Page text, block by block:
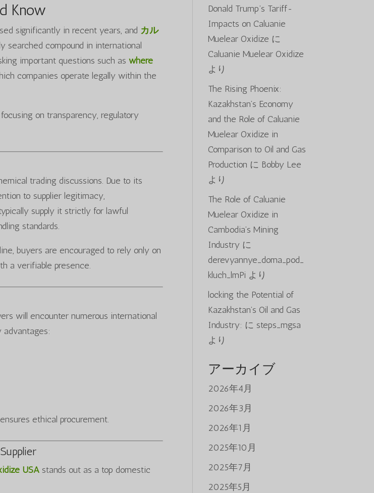
Know
significantly in recent years, and カル
searched compound in international
important questions such aswhere
companies operate legally within the
on transparency, regulatory
trading discussions. Due to its
to supplier legitimacy,
supply it strictly for lawful
standards.
buyers are encouraged to rely only on
a verifiable presence.
will encounter numerous international
advantages:
ethical procurement.
USA stands out as a top domestic
Donald Trump’s Tariff-
Impacts on Caluanie
Muelear Oxidize に
Caluanie Muelear Oxidize
より
The Rising Phoenix:
Kazakhstan’s Economy
and the Role of Caluanie
Muelear Oxidize in
Comparison to Oil and Gas
Production に Bobby Lee
より
The Role of Caluanie
Muelear Oxidize in
Cambodia’s Mining
Industry に
derevyannye_doma_pod_
kluch_lmPi より
locking the Potential of
Kazakhstan’s Oil and Gas
Industry: に steps_mgsa
より
アーカイブ
2026年4月
2026年3月
2026年1月
2025年10月
2025年7月
2025年5月